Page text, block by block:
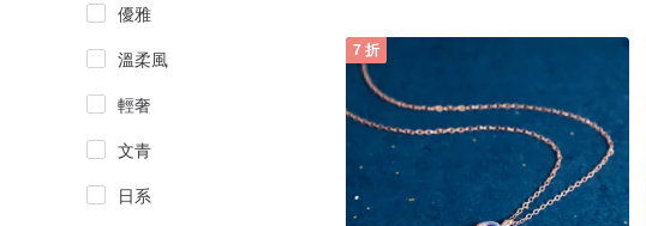
優雅
溫柔風
輕奢
文青
日系
7 折